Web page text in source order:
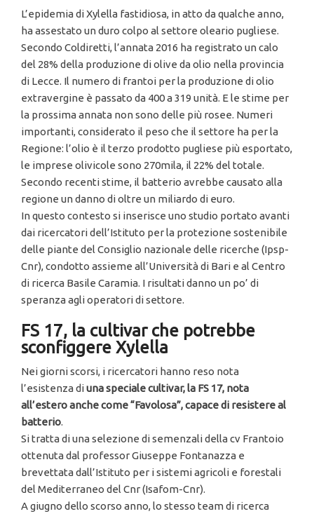
L’epidemia di Xylella fastidiosa, in atto da qualche anno,
ha assestato un duro colpo al settore oleario pugliese.
Secondo Coldiretti, l’annata 2016 ha registrato un calo
del 28% della produzione di olive da olio nella provincia
di Lecce. Il numero di frantoi per la produzione di olio
extravergine è passato da 400 a 319 unità. E le stime per
la prossima annata non sono delle più rosee. Numeri
importanti, considerato il peso che il settore ha per la
Regione: l’olio è il terzo prodotto pugliese più esportato,
le imprese olivicole sono 270mila, il 22% del totale.
Secondo recenti stime, il batterio avrebbe causato alla
regione un danno di oltre un miliardo di euro.
In questo contesto si inserisce uno studio portato avanti
dai ricercatori dell’Istituto per la protezione sostenibile
delle piante del Consiglio nazionale delle ricerche (Ipsp-
Cnr), condotto assieme all’Università di Bari e al Centro
di ricerca Basile Caramia. I risultati danno un po’ di
speranza agli operatori di settore.
FS 17, la cultivar che potrebbe
sconfiggere Xylella
Nei giorni scorsi, i ricercatori hanno reso nota
l’esistenza diuna speciale cultivar, la FS 17, nota
all’estero anche come “Favolosa”, capace di resistere al
batterio.
Si tratta di una selezione di semenzali della cv Frantoio
ottenuta dal professor Giuseppe Fontanazza e
brevettata dall’Istituto per i sistemi agricoli e forestali
del Mediterraneo del Cnr (Isafom-Cnr).
A giugno dello scorso anno, lo stesso team di ricerca